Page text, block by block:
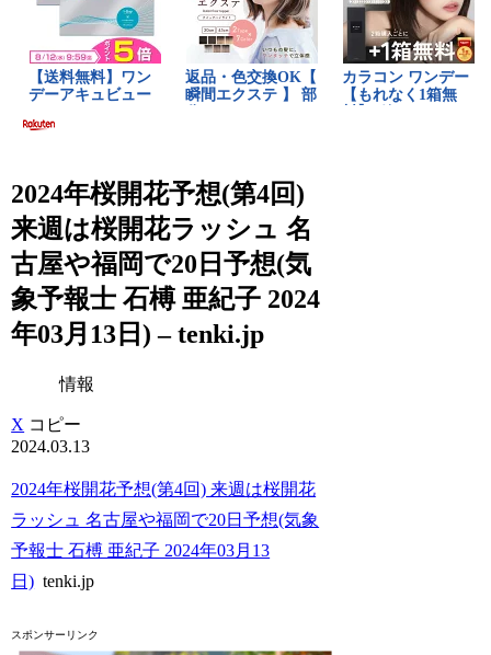
2024年桜開花予想(第4回)
来週は桜開花ラッシュ 名
古屋や福岡で20日予想(気
象予報士 石榑 亜紀子 2024
年03月13日) – tenki.jp
情報
X コピー
2024.03.13
2024年桜開花予想(第4回) 来週は桜開花
ラッシュ 名古屋や福岡で20日予想(気象
予報士 石榑 亜紀子 2024年03月13
日) tenki.jp
スポンサーリンク